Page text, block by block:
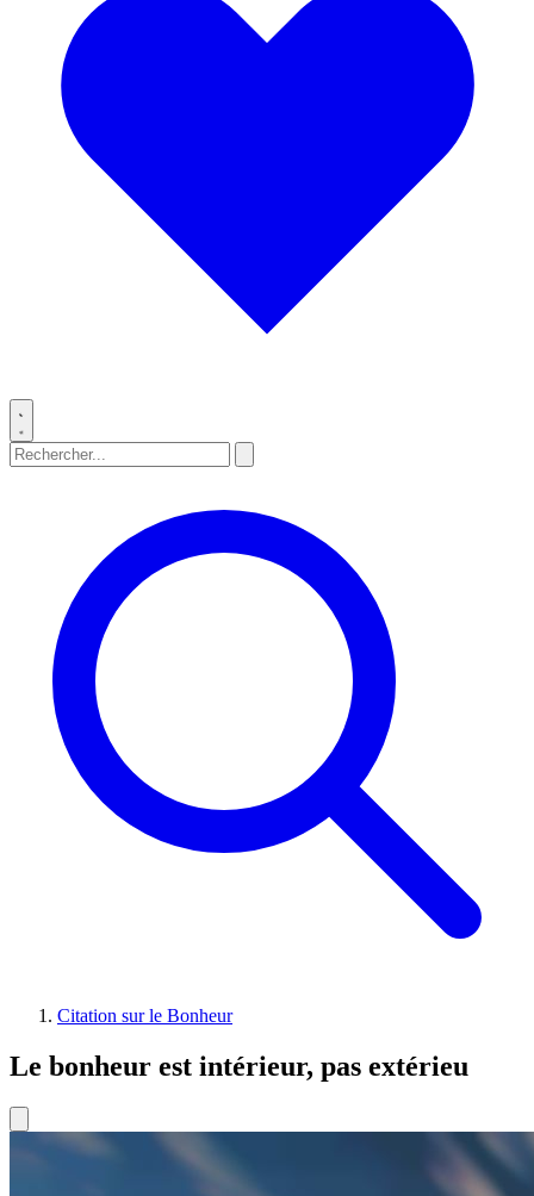
Citation sur le Bonheur
Le bonheur est intérieur, pas extérieu